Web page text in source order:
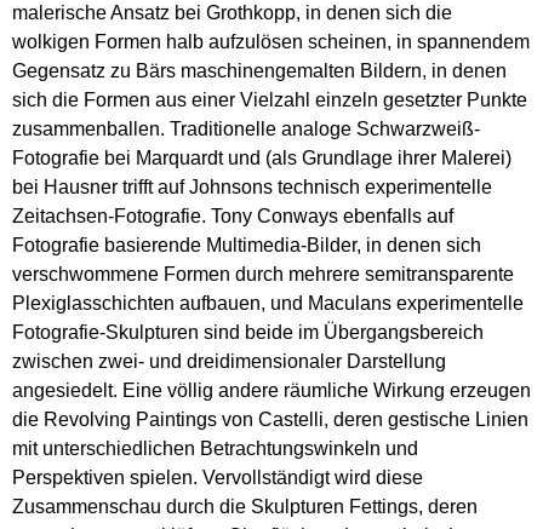
malerische Ansatz bei Grothkopp, in denen sich die
wolkigen Formen halb aufzulösen scheinen, in spannendem
Gegensatz zu Bärs maschinengemalten Bildern, in denen
sich die Formen aus einer Vielzahl einzeln gesetzter Punkte
zusammenballen. Traditionelle analoge Schwarzweiß-
Fotografie bei Marquardt und (als Grundlage ihrer Malerei)
bei Hausner trifft auf Johnsons technisch experimentelle
Zeitachsen-Fotografie. Tony Conways ebenfalls auf
Fotografie basierende Multimedia-Bilder, in denen sich
verschwommene Formen durch mehrere semitransparente
Plexiglasschichten aufbauen, und Maculans experimentelle
Fotografie-Skulpturen sind beide im Übergangsbereich
zwischen zwei- und dreidimensionaler Darstellung
angesiedelt. Eine völlig andere räumliche Wirkung erzeugen
die Revolving Paintings von Castelli, deren gestische Linien
mit unterschiedlichen Betrachtungswinkeln und
Perspektiven spielen. Vervollständigt wird diese
Zusammenschau durch die Skulpturen Fettings, deren